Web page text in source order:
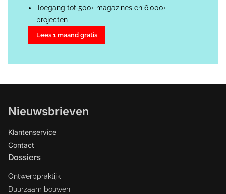
Toegang tot 500+ magazines en 6.000+
projecten
Lees 1 maand gratis
Nieuwsbrieven
Klantenservice
Contact
Dossiers
Ontwerppraktijk
Duurzaam bouwen